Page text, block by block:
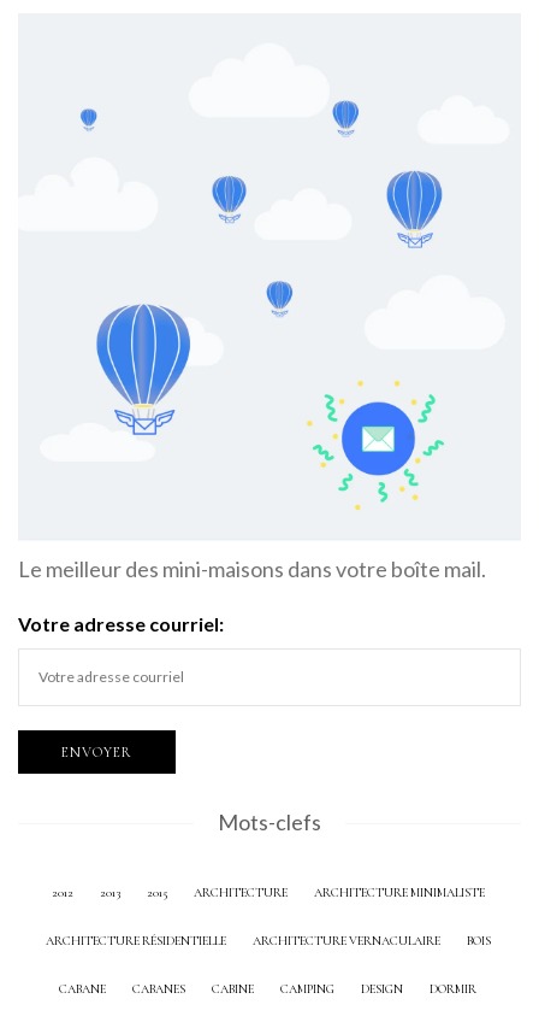
Le meilleur des mini-maisons dans votre boîte mail.
Votre adresse courriel:
Mots-clefs
2012 2013 2015 ARCHITECTURE ARCHITECTURE MINIMALISTE
ARCHITECTURE RÉSIDENTIELLE ARCHITECTURE VERNACULAIRE BOIS
CABANE CABANES CABINE CAMPING DESIGN DORMIR